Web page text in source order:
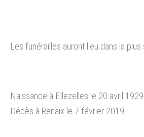
Les funérailles auront lieu dans la plus
Naissance à Ellezelles le 20 avril 1929
Décès à Renaix le 7 février 2019